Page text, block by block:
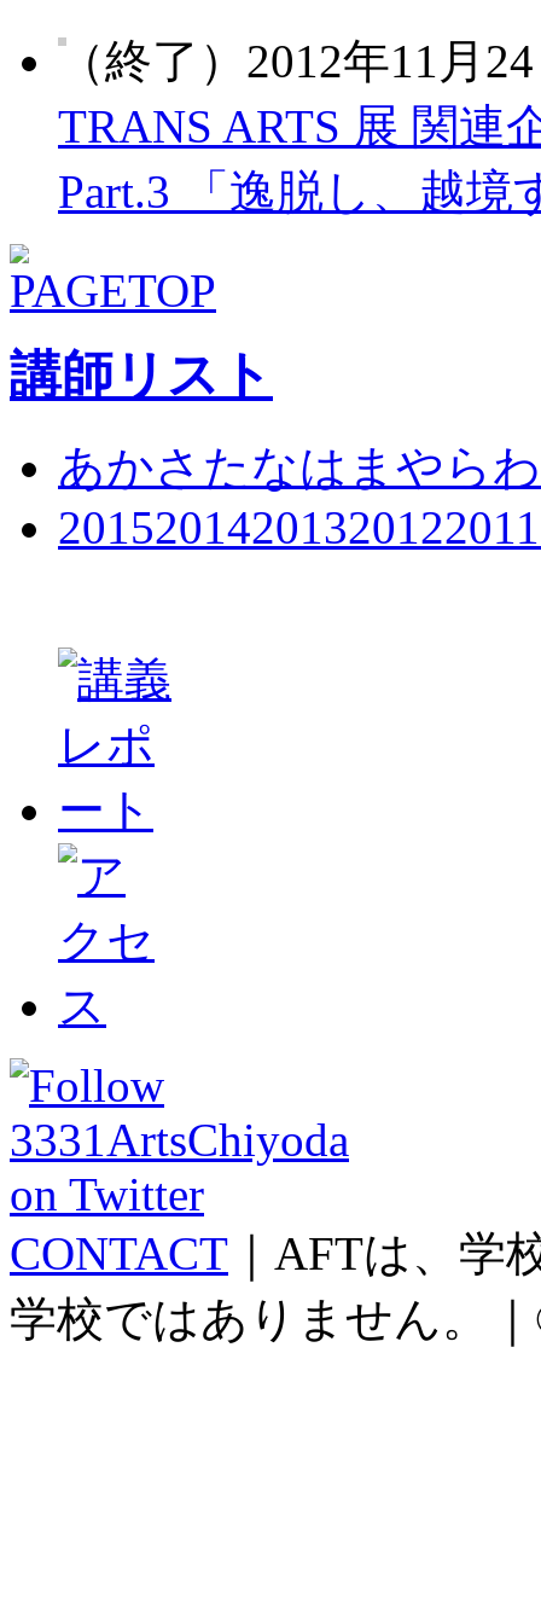
（終了）2012年11月
TRANS ARTS 展 関連
Part.3 「逸脱し、越境
講師リスト
あかさ たなは ま や らわ
20152014201320122011
CONTACT ｜AFTは、
学校ではありません。